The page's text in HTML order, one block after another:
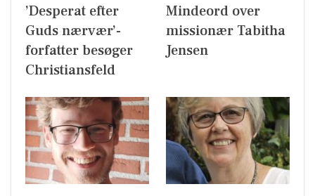
’Desperat efter
Guds nærvær’-
forfatter besøger
Christiansfeld
Mindeord over
missionær Tabitha
Jensen